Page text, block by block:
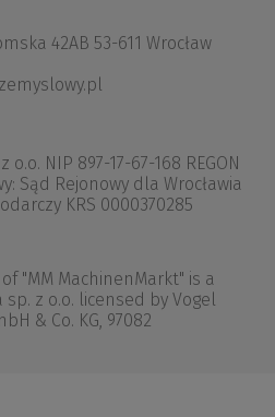
42AB 53-611 Wrocław
NIP 897-17-67-168 REGON
Sąd Rejonowy dla Wrocławia
KRS 0000370285
"MM MachinenMarkt" is a
z o.o. licensed by Vogel
& Co. KG, 97082